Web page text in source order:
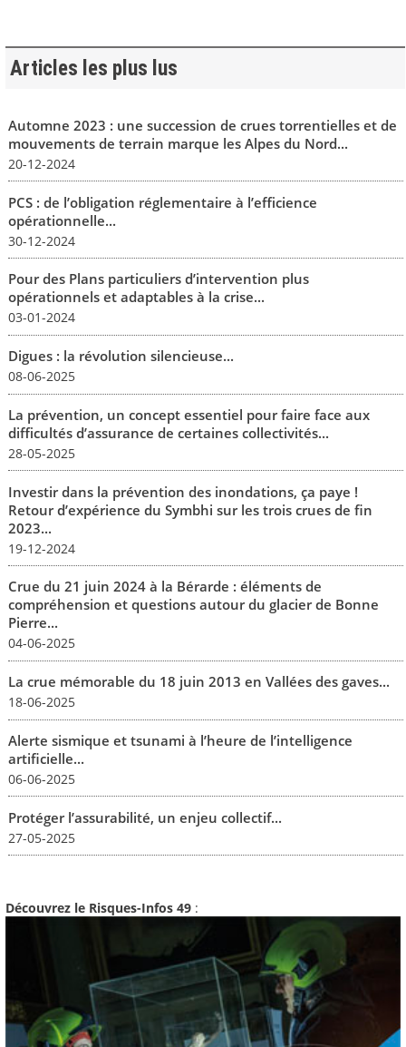
Articles les plus lus
Automne 2023 : une succession de crues torrentielles et de
mouvements de terrain marque les Alpes du Nord...
20-12-2024
PCS : de l’obligation réglementaire à l’efficience
opérationnelle...
30-12-2024
Pour des Plans particuliers d’intervention plus
opérationnels et adaptables à la crise...
03-01-2024
Digues : la révolution silencieuse...
08-06-2025
La prévention, un concept essentiel pour faire face aux
difficultés d’assurance de certaines collectivités...
28-05-2025
Investir dans la prévention des inondations, ça paye !
Retour d’expérience du Symbhi sur les trois crues de fin
2023...
19-12-2024
Crue du 21 juin 2024 à la Bérarde : éléments de
compréhension et questions autour du glacier de Bonne
Pierre...
04-06-2025
La crue mémorable du 18 juin 2013 en Vallées des gaves...
18-06-2025
Alerte sismique et tsunami à l’heure de l’intelligence
artificielle...
06-06-2025
Protéger l’assurabilité, un enjeu collectif...
27-05-2025
Découvrez le Risques-Infos 49 :